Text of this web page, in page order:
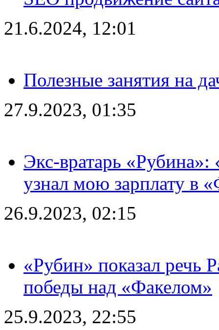
21.6.2024, 12:01
Полезные занятия на
27.9.2023, 01:35
Экс-вратарь «Рубина»:
узнал мою зарплату в
26.9.2023, 02:15
«Рубин» показал речь
победы над «Факелом»
25.9.2023, 22:55